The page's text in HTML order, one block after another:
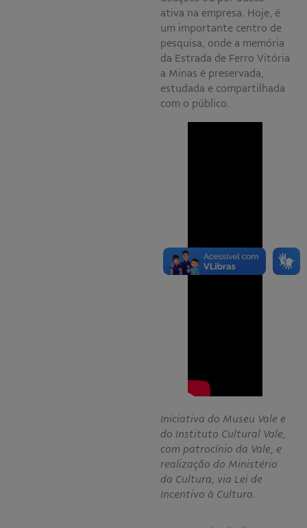
ativa na empresa. Hoje, é
um importante centro de
pesquisa, onde a memória
da Estrada de Ferro Vitória
a Minas é preservada,
estudada e compartilhada
com o público.
Iniciativa do Museu Vale e
do Instituto Cultural Vale,
com patrocínio da Vale, e
realização do Ministério
da Cultura, via Lei de
Incentivo à Cultura.